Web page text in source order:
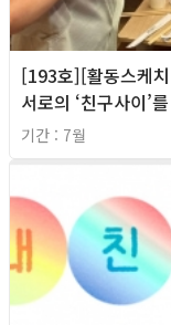
[193호][활동스케
서로의 ‘친구사이’
기간 : 7월